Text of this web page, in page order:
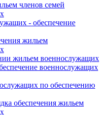
членов семей
- обеспечение
жильем
жильем военнослужащих
военнослужащих
по обеспечению
обеспечения жильем